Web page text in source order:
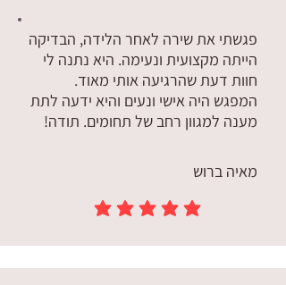
פגשתי את שירה לאחר הלידה, הבדיקה
הייתה מקצועית ונעימה. היא נתנה לי
חוות דעת שהרגיעה אותי מאוד.
המפגש היה אישי ונעים והיא ידעה לתת
מענה למגוון רחב של תחומים. תודה!
מאיה ברוש
הדירוג הממוצא הוא 5 מתוך 5